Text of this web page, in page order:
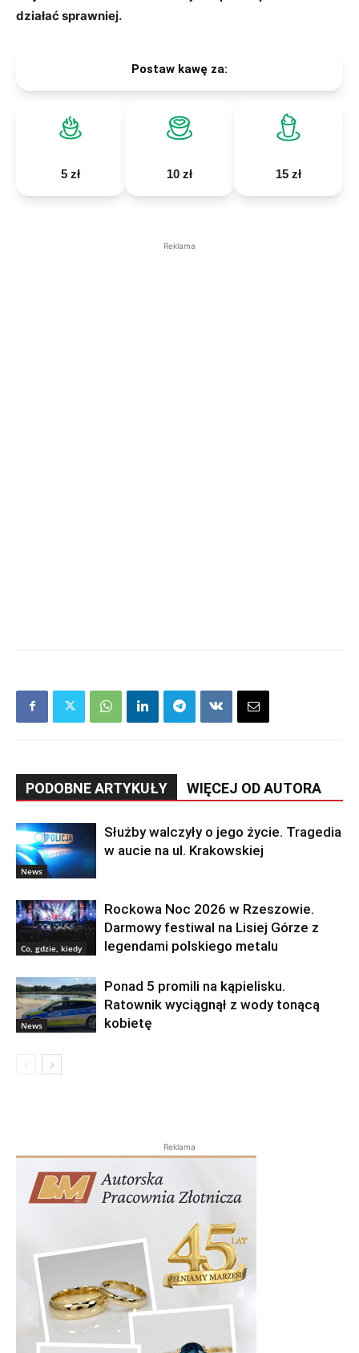
działać sprawniej.
Postaw kawę za:
5 zł 10 zł 15 zł
Reklama
PODOBNE ARTYKUŁY WIĘCEJ OD AUTORA
News
Służby walczyły o jego życie. Tragedia
w aucie na ul. Krakowskiej
Co, gdzie, kiedy
Rockowa Noc 2026 w Rzeszowie.
Darmowy festiwal na Lisiej Górze z
legendami polskiego metalu
News
Ponad 5 promili na kąpielisku.
Ratownik wyciągnął z wody tonącą
kobietę
Reklama